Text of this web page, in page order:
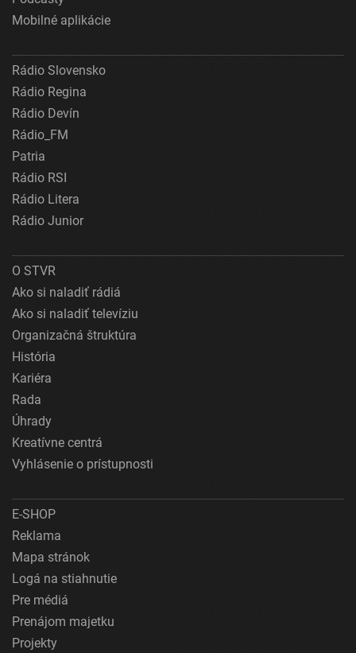
Mobilné aplikácie
Rádio Slovensko
Rádio Regina
Rádio Devín
Rádio_FM
Patria
Rádio RSI
Rádio Litera
Rádio Junior
O STVR
Ako si naladiť rádiá
Ako si naladiť televíziu
Organizačná štruktúra
História
Kariéra
Rada
Úhrady
Kreatívne centrá
Vyhlásenie o prístupnosti
E-SHOP
Reklama
Mapa stránok
Logá na stiahnutie
Pre médiá
Prenájom majetku
Projekty